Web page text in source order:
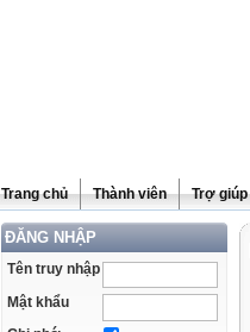
Trang chủ Thành viên Trợ giúp
ĐĂNG NHẬP
Tên truy nhập
Mật khẩu